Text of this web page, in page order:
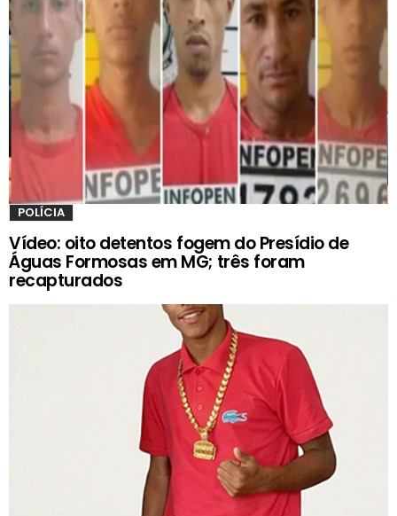
POLÍCIA
Vídeo: oito detentos fogem do Presídio de
Águas Formosas em MG; três foram
recapturados